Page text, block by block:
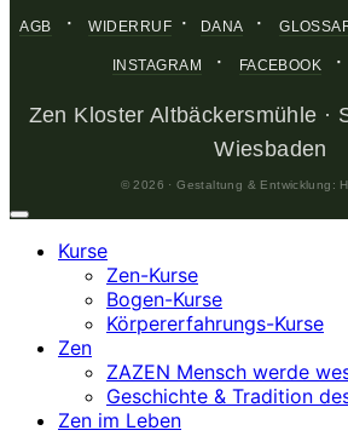
AGB · WIDERRUF · DANA ·
INSTAGRAM · FACEBOOK ·
Zen Kloster Altbäckersmühle ·
Wiesbaden
© 2026 · Gestaltung & Entwicklung:
Kurse
Zen-Kurse
Bogen-Kurse
Körpererfahrungs-Kurse
Zen
ZAZEN Mensch werde
Geschichte & Tradition
Zen im Leben